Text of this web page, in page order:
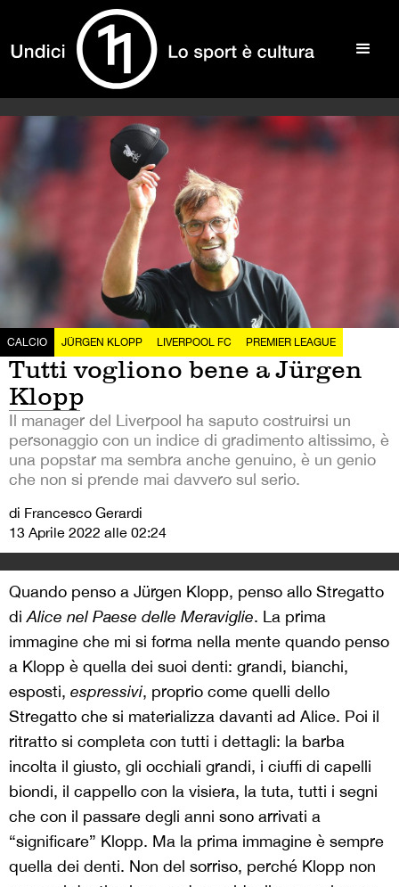
CALCIO JÜRGEN KLOPP LIVERPOOL FC PREMIER LEAGUE
Tutti vogliono bene a Jürgen
Klopp
Il manager del Liverpool ha saputo costruirsi un
personaggio con un indice di gradimento altissimo, è
una popstar ma sembra anche genuino, è un genio
che non si prende mai davvero sul serio.
di Francesco Gerardi
13 Aprile 2022 alle 02:24
Quando penso a Jürgen Klopp, penso allo Stregatto
diAlice nel Paese delle Meraviglie. La prima
immagine che mi si forma nella mente quando penso
a Klopp è quella dei suoi denti: grandi, bianchi,
esposti, espressivi, proprio come quelli dello
Stregatto che si materializza davanti ad Alice. Poi il
ritratto si completa con tutti i dettagli: la barba
incolta il giusto, gli occhiali grandi, i ciuffi di capelli
biondi, il cappello con la visiera, la tuta, tutti i segni
che con il passare degli anni sono arrivati a
“significare” Klopp. Ma la prima immagine è sempre
quella dei denti. Non del sorriso, perché Klopp non